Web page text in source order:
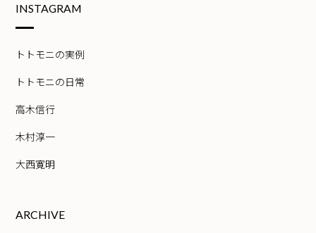
INSTAGRAM
トトモニの実例
トトモニの日常
高木信行
木村淳一
大西寛明
ARCHIVE